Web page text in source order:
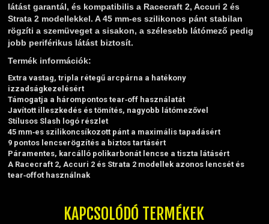
%KÉSZLET KISÖPRÉS%
látást garantál, és kompatibilis a Racecraft 2, Accuri 2 és
Strata 2 modellekkel. A 45 mm‑es szilikonos pánt stabilan
rögzíti a szemüveget a sisakon, a szélesebb látómező pedig
jobb periférikus látást biztosít.
Termék információk:
Extra vastag, tripla rétegű arcpárna a hatékony
izzadságkezelésért
Támogatja a hárompontos tear‑off használatát
Javított illeszkedés és tömítés, nagyobb látómezővel
Stílusos Slash logó részlet
45 mm‑es szilikoncsíkozott pánt a maximális tapadásért
9 pontos lencserögzítés a biztos tartásért
Páramentes, karcálló polikarbonát lencse a tiszta látásért
A Racecraft 2, Accuri 2 és Strata 2 modellek azonos lencsét és
tear‑offot használnak
KAPCSOLÓDÓ TERMÉKEK